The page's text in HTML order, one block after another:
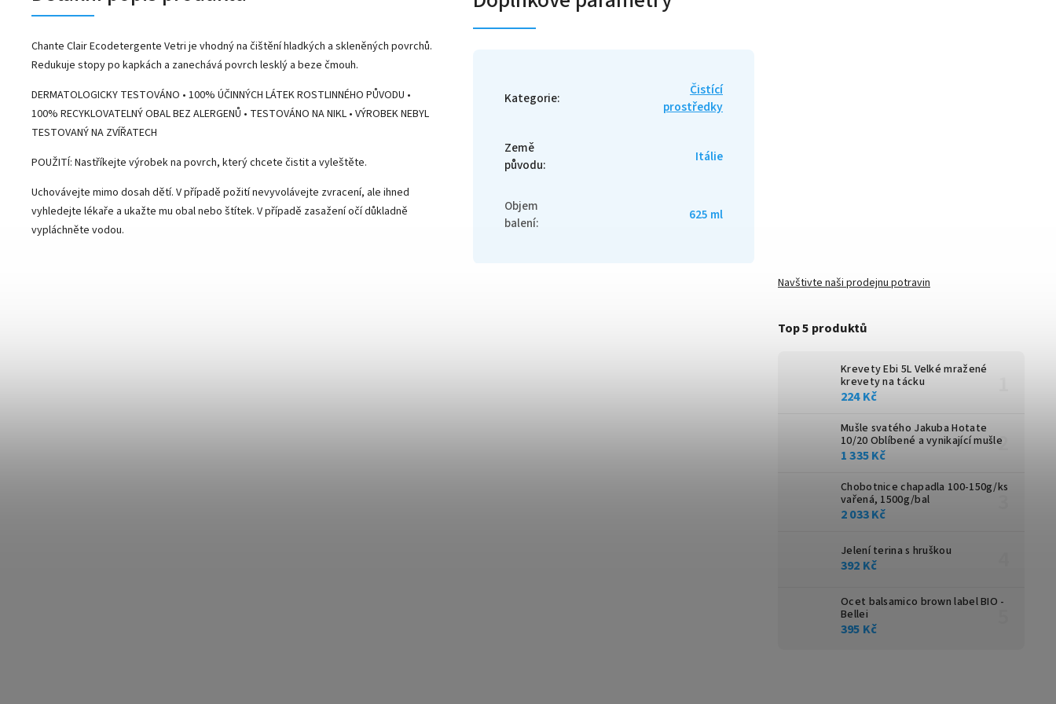
Navštivte naši prodejnu potravin
Top 5 produktů
Krevety Ebi 5L Velké mražené
krevety na tácku
224 Kč
Mušle svatého Jakuba Hotate
10/20 Oblíbené a vynikající mušle
1 335 Kč
Chobotnice chapadla 100-150g/ks
vařená, 1500g/bal
2 033 Kč
Jelení terina s hruškou
392 Kč
Ocet balsamico brown label BIO -
Bellei
395 Kč
Chante Clair Ecodetergente Vetri je vhodný na čištění hladkých a skleněných povrchů.
Redukuje stopy po kapkách a zanechává povrch lesklý a beze čmouh.
DERMATOLOGICKY TESTOVÁNO • 100% ÚČINNÝCH LÁTEK ROSTLINNÉHO PŮVODU •
100% RECYKLOVATELNÝ OBAL BEZ ALERGENŮ • TESTOVÁNO NA NIKL • VÝROBEK NEBYL
TESTOVANÝ NA ZVÍŘATECH
POUŽITÍ: Nastříkejte výrobek na povrch, který chcete čistit a vyleštěte.
Uchovávejte mimo dosah dětí. V případě požití nevyvolávejte zvracení, ale ihned
vyhledejte lékaře a ukažte mu obal nebo štítek. V případě zasažení očí důkladně
vypláchněte vodou.
Kategorie:
Čistící
prostředky
Země
původu: Itálie
Objem
balení: 625 ml